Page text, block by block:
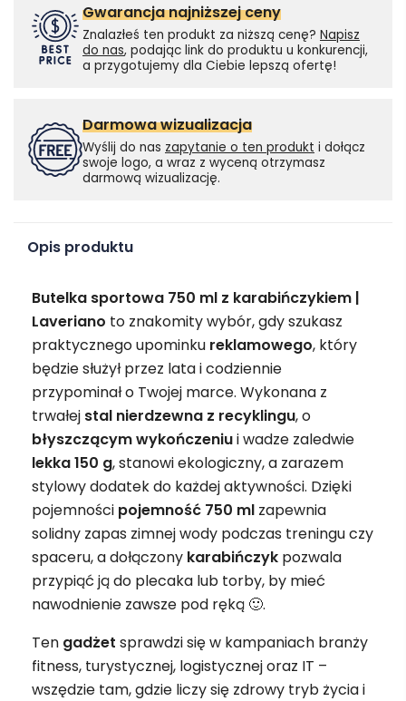
Gwarancja najniższej ceny
Znalazłeś ten produkt za niższą cenę? Napisz
do nas, podając link do produktu u konkurencji,
a przygotujemy dla Ciebie lepszą ofertę!
Darmowa wizualizacja
Wyślij do nas zapytanie o ten produkt i dołącz
swoje logo, a wraz z wyceną otrzymasz
darmową wizualizację.
Opis produktu
Butelka sportowa 750 ml z karabińczykiem |
Laveriano to znakomity wybór, gdy szukasz
praktycznego upominku reklamowego, który
będzie służył przez lata i codziennie
przypominał o Twojej marce. Wykonana z
trwałej stal nierdzewna z recyklingu, o
błyszczącym wykończeniui wadze zaledwie
lekka 150 g, stanowi ekologiczny, a zarazem
stylowy dodatek do każdej aktywności. Dzięki
pojemności pojemność 750 ml zapewnia
solidny zapas zimnej wody podczas treningu czy
spaceru, a dołączony karabińczyk pozwala
przypiąć ją do plecaka lub torby, by mieć
nawodnienie zawsze pod ręką 🙂.
Ten gadżet sprawdzi się w kampaniach branży
fitness, turystycznej, logistycznej oraz IT –
wszędzie tam, gdzie liczy się zdrowy tryb życia i